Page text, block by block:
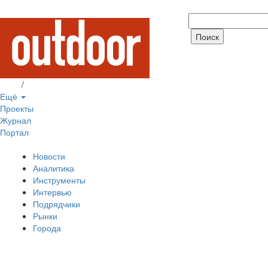
/
Ещё
Проекты
Журнал
Портал
Новости
Аналитика
Инструменты
Интервью
Подрядчики
Рынки
Города